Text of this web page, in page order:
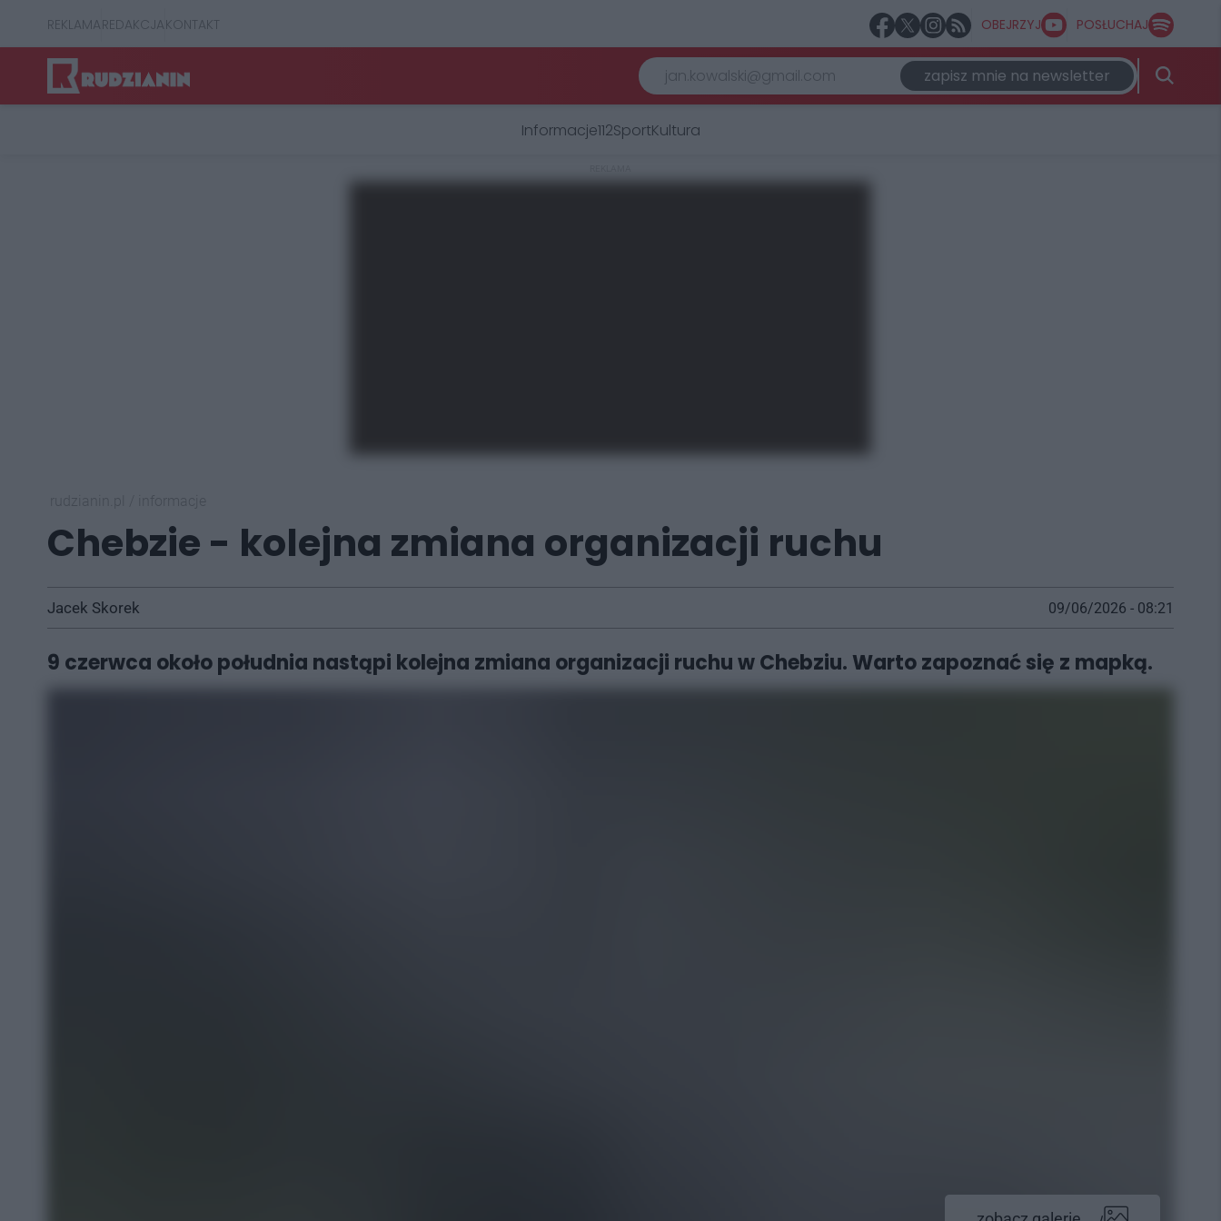
REKLAMAREDAKCJAKONTAKT OBEJRZYJ POSŁUCHAJ
zapisz mnie na newsletter
Informacje112SportKultura
Chebzie - kolejna zmiana organizacji ruchu
Jacek Skorek 09/06/2026 - 08:21
9 czerwca około południa nastąpi kolejna zmiana organizacji ruchu w Chebziu. Warto zapoznać się z mapką.